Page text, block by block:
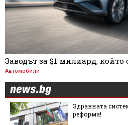
Заводът за $1 милиард,
Автомобили
Здравната
реформа!